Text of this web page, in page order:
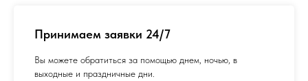
Принимаем заявки 24/7
Вы можете обратиться за помощью днем, ночью, в
выходные и праздничные дни.